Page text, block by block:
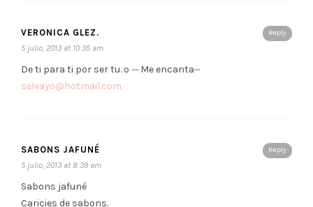
Reply
VERONICA GLEZ.
5 julio, 2013 at 10:35 am
De ti para ti por ser tu. o ····· Me encanta····
selvayo@hotmail.com
Reply
SABONS JAFUNÉ
5 julio, 2013 at 8:39 am
Sabons jafuné
Caricies de sabons.